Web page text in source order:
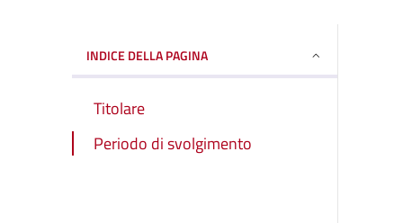
INDICE DELLA PAGINA
Titolare
Periodo di svolgimento